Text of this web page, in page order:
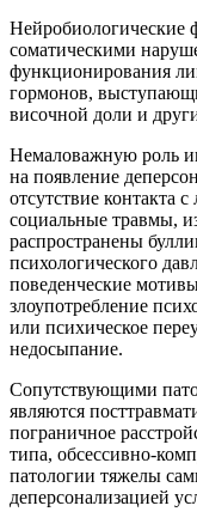
Нейробиологические
соматическими
функционирования
гормонов,
височной доли и
Немаловажную роль
на появление
отсутствие контакта
социальные травмы,
распространены
психологического
поведенческие
злоупотребление
или психическое
недосыпание.
Сопутствующими
являются
пограничное
типа, обсессивно-
патологии тяжелы
деперсонализацией